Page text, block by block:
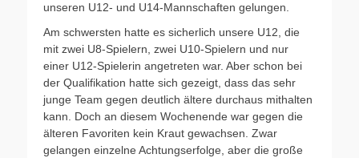
unseren U12- und U14-Mannschaften gelungen.
Am schwersten hatte es sicherlich unsere U12, die
mit zwei U8-Spielern, zwei U10-Spielern und nur
einer U12-Spielerin angetreten war. Aber schon bei
der Qualifikation hatte sich gezeigt, dass das sehr
junge Team gegen deutlich ältere durchaus mithalten
kann. Doch an diesem Wochenende war gegen die
älteren Favoriten kein Kraut gewachsen. Zwar
gelangen einzelne Achtungserfolge, aber die große